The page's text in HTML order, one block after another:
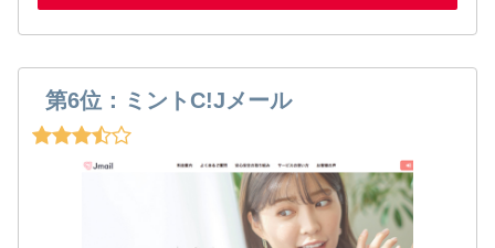
第6位：ミントC!Jメール